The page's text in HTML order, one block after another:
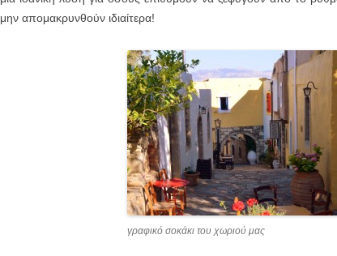
μην απομακρυνθούν ιδιαίτερα!
γραφικό σοκάκι του χωριού μας